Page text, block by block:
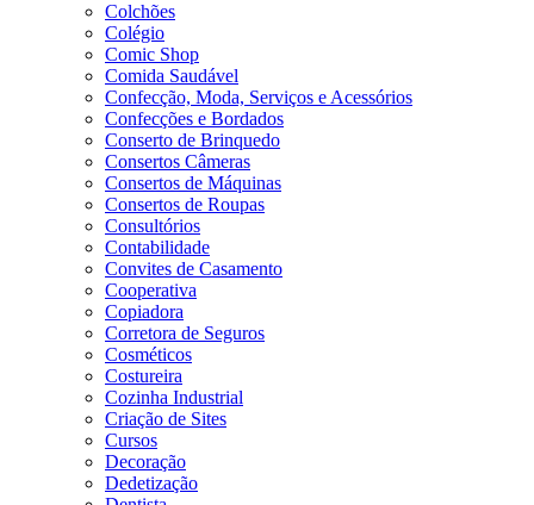
Colchões
Colégio
Comic Shop
Comida Saudável
Confecção, Moda, Serviços e Acessórios
Confecções e Bordados
Conserto de Brinquedo
Consertos Câmeras
Consertos de Máquinas
Consertos de Roupas
Consultórios
Contabilidade
Convites de Casamento
Cooperativa
Copiadora
Corretora de Seguros
Cosméticos
Costureira
Cozinha Industrial
Criação de Sites
Cursos
Decoração
Dedetização